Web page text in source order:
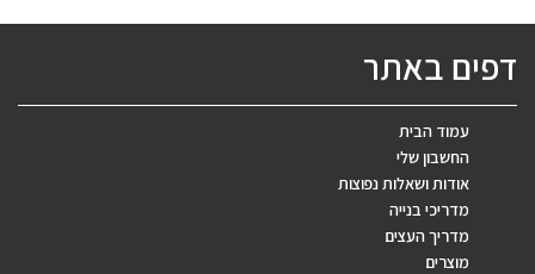
דפים באתר
עמוד הבית
החשבון שלי
אודות ושאלות נפוצות
מדריכי בנייה
מדריך העצים
מוצרים